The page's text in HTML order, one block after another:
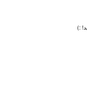
:)